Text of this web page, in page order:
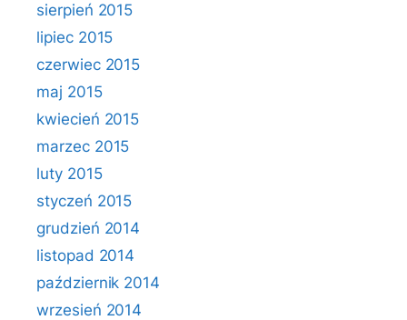
sierpień 2015
lipiec 2015
czerwiec 2015
maj 2015
kwiecień 2015
marzec 2015
luty 2015
styczeń 2015
grudzień 2014
listopad 2014
październik 2014
wrzesień 2014